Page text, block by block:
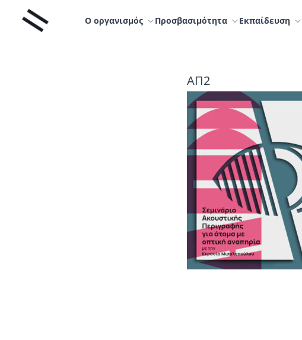
Μετάβαση
περιεχόμενο
Liminal Ο οργανισμός Προσβασιμότητα Εκπαίδευση
ΑΠ2